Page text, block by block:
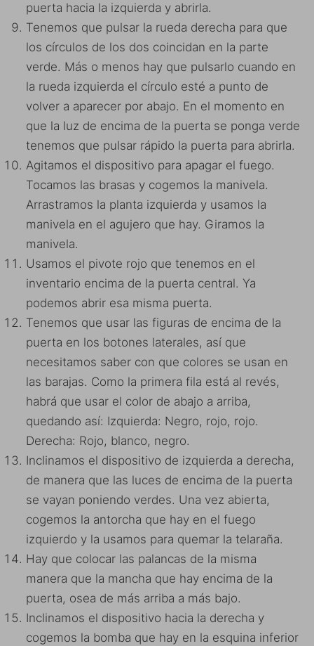
puerta hacia la izquierda y abrirla.
Tenemos que pulsar la rueda derecha para que
los círculos de los dos coincidan en la parte
verde. Más o menos hay que pulsarlo cuando en
la rueda izquierda el círculo esté a punto de
volver a aparecer por abajo. En el momento en
que la luz de encima de la puerta se ponga verde
tenemos que pulsar rápido la puerta para abrirla.
Agitamos el dispositivo para apagar el fuego.
Tocamos las brasas y cogemos la manivela.
Arrastramos la planta izquierda y usamos la
manivela en el agujero que hay. Giramos la
manivela.
Usamos el pivote rojo que tenemos en el
inventario encima de la puerta central. Ya
podemos abrir esa misma puerta.
Tenemos que usar las figuras de encima de la
puerta en los botones laterales, así que
necesitamos saber con que colores se usan en
las barajas. Como la primera fila está al revés,
habrá que usar el color de abajo a arriba,
quedando así: Izquierda: Negro, rojo, rojo.
Derecha: Rojo, blanco, negro.
Inclinamos el dispositivo de izquierda a derecha,
de manera que las luces de encima de la puerta
se vayan poniendo verdes. Una vez abierta,
cogemos la antorcha que hay en el fuego
izquierdo y la usamos para quemar la telaraña.
Hay que colocar las palancas de la misma
manera que la mancha que hay encima de la
puerta, osea de más arriba a más bajo.
Inclinamos el dispositivo hacia la derecha y
cogemos la bomba que hay en la esquina inferior